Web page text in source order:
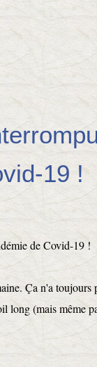
19 !
Ça n'a
long (mais même